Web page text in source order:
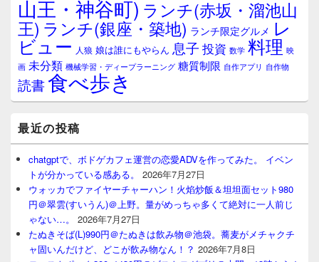
山王・神谷町) ランチ(赤坂・溜池山
王) ランチ(銀座・築地) ランチ限定グルメ レ
ビュー 人狼 娘は誰にもやらん 息子 投資 数学 料理 映
画 未分類 機械学習・ディープラーニング 糖質制限 自作アプリ 自作物
読書食べ歩き
最近の投稿
chatgptで、ボドゲカフェ運営の恋愛ADVを作ってみた。 イベン
トが分かっている感ある。
2026年7月27日
ウォッカでファイヤーチャーハン！火焰炒飯＆坦坦面セット980
円＠翠雲(すいうん)＠上野。量がめっちゃ多くて絶対に一人前じ
ゃない…。
2026年7月27日
たぬきそば(L)990円＠たぬきは飲み物＠池袋。蕎麦がメチャクチ
ャ固いんだけど、どこが飲み物なん！？ 2026年7月8日